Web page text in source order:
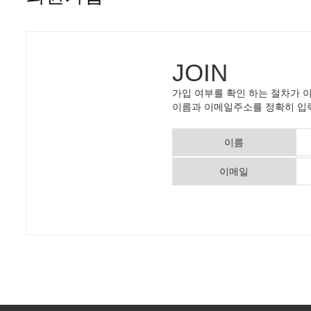
JOIN
가입 여부를 확인 하는 절차가
이름과 이메일주소를 정확히 입
이름
이메일